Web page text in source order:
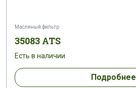
Масляный фильтр
35083 ATS
Есть в наличии
Подробнее